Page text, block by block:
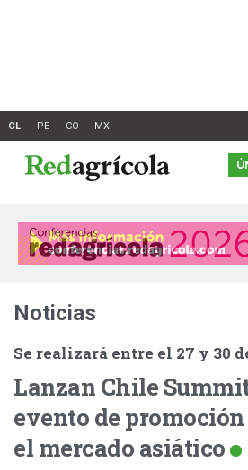
Noticias
Se realizará entre el 27 y 30
Lanzan Chile
evento de
el mercado asiático